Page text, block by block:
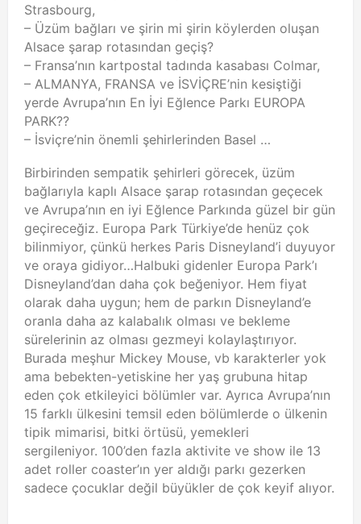
Strasbourg,
– Üzüm bağları ve şirin mi şirin köylerden oluşan
Alsace şarap rotasından geçiş?
– Fransa’nın kartpostal tadında kasabası Colmar,
– ALMANYA, FRANSA ve İSVİÇRE’nin kesiştiği
yerde Avrupa’nın En İyi Eğlence Parkı EUROPA
PARK??
– İsviçre’nin önemli şehirlerinden Basel …
Birbirinden sempatik şehirleri görecek, üzüm
bağlarıyla kaplı Alsace şarap rotasından geçecek
ve Avrupa’nın en iyi Eğlence Parkında güzel bir gün
geçireceğiz. Europa Park Türkiye’de henüz çok
bilinmiyor, çünkü herkes Paris Disneyland’i duyuyor
ve oraya gidiyor…Halbuki gidenler Europa Park’ı
Disneyland’dan daha çok beğeniyor. Hem fiyat
olarak daha uygun; hem de parkın Disneyland’e
oranla daha az kalabalık olması ve bekleme
sürelerinin az olması gezmeyi kolaylaştırıyor.
Burada meşhur Mickey Mouse, vb karakterler yok
ama bebekten-yetiskine her yaş grubuna hitap
eden çok etkileyici bölümler var. Ayrıca Avrupa’nın
15 farklı ülkesini temsil eden bölümlerde o ülkenin
tipik mimarisi, bitki örtüsü, yemekleri
sergileniyor. 100’den fazla aktivite ve show ile 13
adet roller coaster’ın yer aldığı parkı gezerken
sadece çocuklar değil büyükler de çok keyif alıyor.